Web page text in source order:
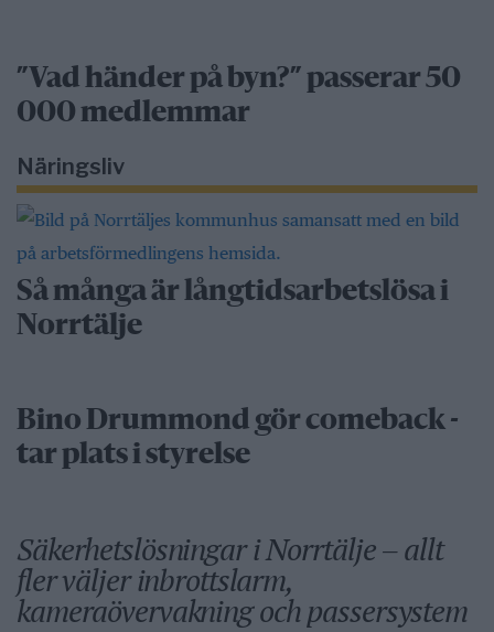
”Vad händer på byn?” passerar 50
000 medlemmar
Näringsliv
Så många är långtidsarbetslösa i
Norrtälje
Bino Drummond gör comeback -
tar plats i styrelse
Säkerhetslösningar i Norrtälje – allt
fler väljer inbrottslarm,
kameraövervakning och passersystem